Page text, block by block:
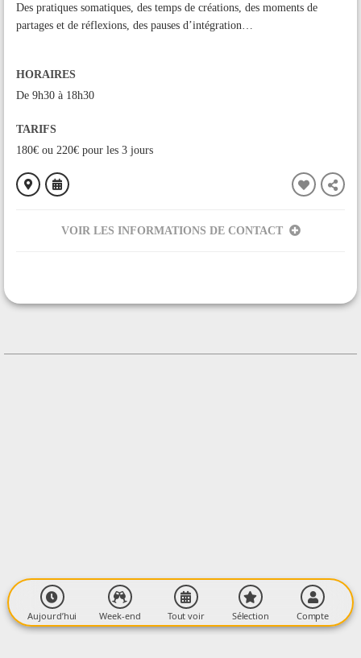
Des pratiques somatiques, des temps de créations, des moments de
partages et de réflexions, des pauses d’intégration…
HORAIRES
De 9h30 à 18h30
TARIFS
180€ ou 220€ pour les 3 jours
VOIR LES INFORMATIONS DE CONTACT
CONTACT
Contacter l'organisateur
Aujourd’hui Week-end Tout voir Sélection Compte